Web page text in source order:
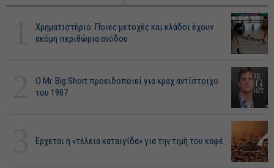
Χρηματιστήριο: Ποιες μετοχές και κλάδοι έχουν
ακόμη περιθώρια ανόδου
O Mr. Big Short προειδοποιεί για κραχ αντίστοιχο
του 1987
Ερχεται η «τέλεια καταιγίδα» για την τιμή του καφέ